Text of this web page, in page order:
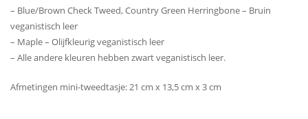
– Blue/Brown Check Tweed, Country Green Herringbone – Bruin
veganistisch leer
– Maple – Olijfkleurig veganistisch leer
– Alle andere kleuren hebben zwart veganistisch leer.
Afmetingen mini-tweedtasje: 21 cm x 13,5 cm x 3 cm